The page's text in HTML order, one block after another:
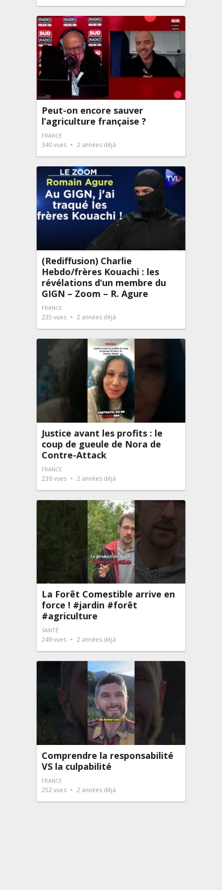
Peut-on encore sauver
l’agriculture française ?
FRANCE
340vues 2 années déjà
(Rediffusion) Charlie
Hebdo/frères Kouachi : les
révélations d’un membre du
GIGN – Zoom – R. Agure
FRANCE
235 vues 2 années déjà
Justice avant les profits : le
coup de gueule de Nora de
Contre-Attack
FRANCE
239vues 2 années déjà
La Forêt Comestible arrive en
force ! #jardin #forêt
#agriculture
SANTÉ
249vues 2 années déjà
Comprendre la responsabilité
VS la culpabilité
FRANCE
252vues 2 années déjà